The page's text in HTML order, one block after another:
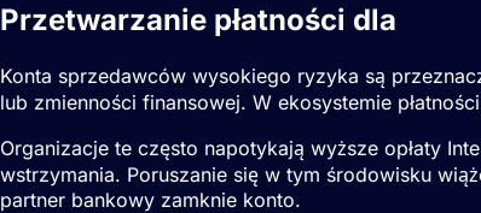
Przetwarzanie płatności dla
Konta sprzedawców wysokiego ryzyka są
lub zmienności finansowej. W ekosystemie
Organizacje te często napotykają wyższe opłaty
wstrzymania. Poruszanie się w tym środowisku
partner bankowy zamknie konto.